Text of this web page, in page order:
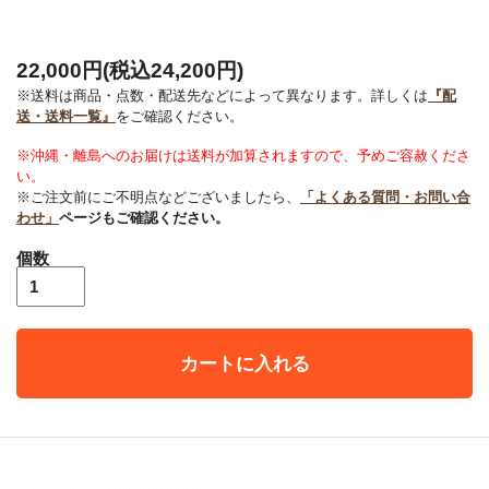
22,000円(税込24,200円)
※送料は商品・点数・配送先などによって異なります。詳しくは 『配
送・送料一覧』 をご確認ください。
※沖縄・離島へのお届けは送料が加算されますので、予めご容赦くださ
い。
※ご注文前にご不明点などございましたら、
「よくある質問・お問い合
わせ」 ページもご確認ください。
個数
カートに入れる